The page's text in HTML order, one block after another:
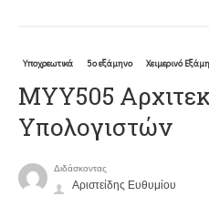
Υποχρεωτικά 5ο εξάμηνο Χειμερινό
ΜΥΥ505
Υπολογιστών
Διδάσκοντας
Αριστείδης Ευθυμίου